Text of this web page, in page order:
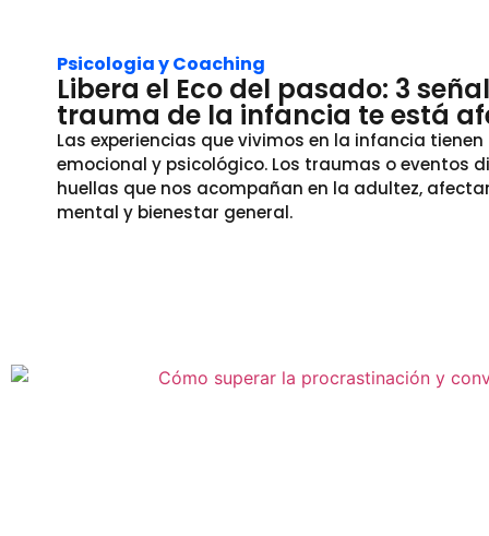
Psicologia y Coaching
Libera el Eco del pasado: 3
trauma de la infancia te está
Las experiencias que vivimos en la infancia
emocional y psicológico. Los traumas o eventos
huellas que nos acompañan en la adultez,
mental y bienestar general.